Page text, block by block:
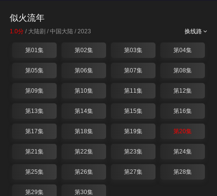
似火流年
换线路
1.0分 / 大陆剧 / 中国大陆 / 2023
第01集 第02集 第03集 第04集
第05集 第06集 第07集 第08集
第09集 第10集 第11集 第12集
第13集 第14集 第15集 第16集
第17集 第18集 第19集 第20集
第21集 第22集 第23集 第24集
第25集 第26集 第27集 第28集
第29集 第30集